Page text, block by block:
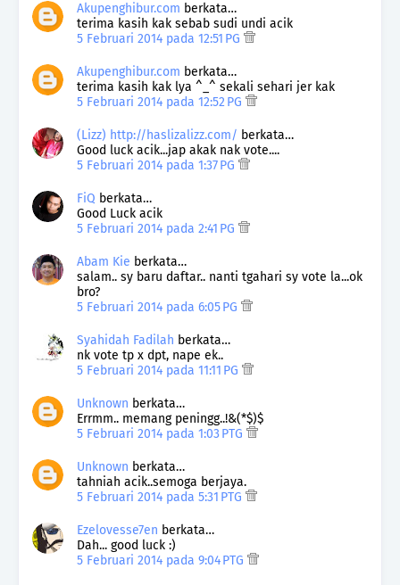
Akupenghibur.com berkata…
terima kasih kak sebab sudi undi acik
5 Februari 2014 pada 12:51 PG
Akupenghibur.com berkata…
terima kasih kak lya ^_^ sekali sehari jer kak
5 Februari 2014 pada 12:52 PG
(Lizz) http://haslizalizz.com/ berkata…
Good luck acik...jap akak nak vote....
5 Februari 2014 pada 1:37 PG
FiQ berkata…
Good Luck acik
5 Februari 2014 pada 2:41 PG
Abam Kie berkata…
salam.. sy baru daftar.. nanti tgahari sy vote la...ok
bro?
5 Februari 2014 pada 6:05 PG
Syahidah Fadilah berkata…
nk vote tp x dpt, nape ek..
5 Februari 2014 pada 11:11 PG
Unknown berkata…
Errmm.. memang peningg..!&(*$)$
5 Februari 2014 pada 1:03 PTG
Unknown berkata…
tahniah acik..semoga berjaya.
5 Februari 2014 pada 5:31 PTG
Ezelovesse7en berkata…
Dah... good luck :)
5 Februari 2014 pada 9:04 PTG